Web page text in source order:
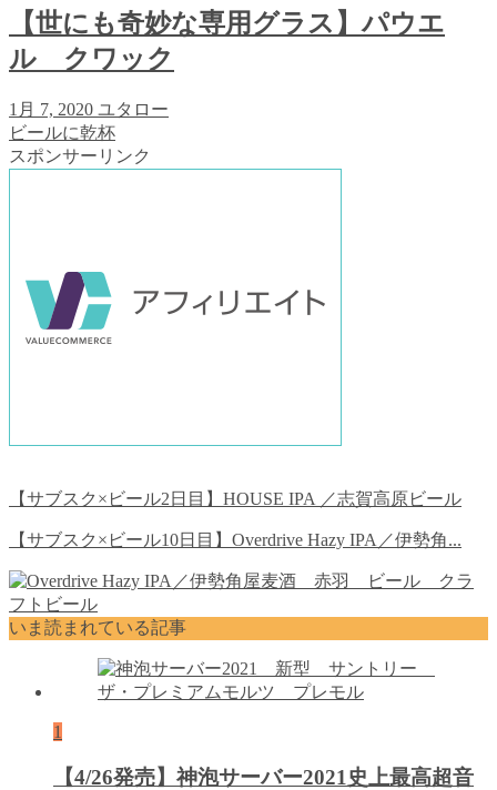
【世にも奇妙な専用グラス】パウエ
ル クワック
1月 7, 2020 ユタロー
ビールに乾杯
スポンサーリンク
【サブスク×ビール2日目】HOUSE IPA ／志賀高原ビール
【サブスク×ビール10日目】Overdrive Hazy IPA／伊勢角...
いま読まれている記事
1
【4/26発売】神泡サーバー2021史上最高超音